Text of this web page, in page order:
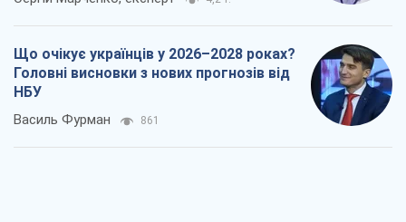
Що очікує українців у 2026–2028 роках?
Головні висновки з нових прогнозів від
НБУ
Василь Фурман 861